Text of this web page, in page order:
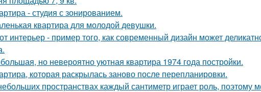
- студия с зонированием.
квартира для молодой девушки.
интерьер - пример того, как современный дизайн может
но невероятно уютная квартира 1974 года постройки.
которая раскрылась заново после перепланировки.
пространствах каждый сантиметр играет роль, поэтому